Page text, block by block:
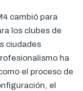
cambió para
los clubes de
ciudades
ha
el proceso de
el